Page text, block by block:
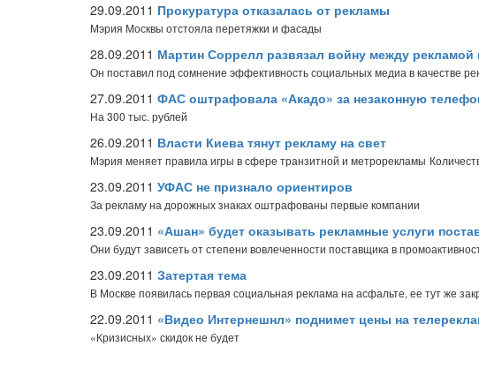
29.09.2011 Прокуратура отказалась от рекламы
Мэрия Москвы отстояла перетяжки и фасады
28.09.2011 Мартин Соррелл развязал войну между рекламой
Он поставил под сомнение эффективность социальных медиа в качестве
27.09.2011 ФАС оштрафовала «Акадо» за незаконную
На 300 тыс. рублей
26.09.2011 Власти Киева тянут рекламу на свет
Мэрия меняет правила игры в сфере транзитной и метрорекламы
23.09.2011 УФАС не признало ориентиров
За рекламу на дорожных знаках оштрафованы первые компании
23.09.2011 «Ашан» будет оказывать рекламные услуги
Они будут зависеть от степени вовлеченности поставщика в
23.09.2011 Затертая тема
В Москве появилась первая социальная реклама на асфальте, ее тут же
22.09.2011 «Видео Интернешнл» поднимет цены на
«Кризисных» скидок не будет